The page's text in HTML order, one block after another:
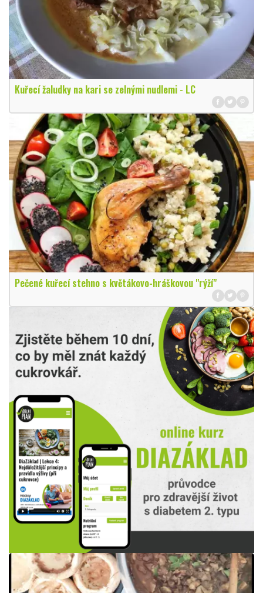
Kuřecí žaludky na kari se zelnými nudlemi - LC
Pečené kuřecí stehno s květákovo-hráškovou "rýží"